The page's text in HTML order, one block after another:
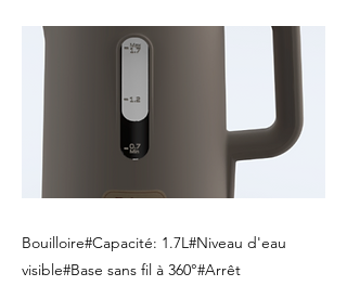
Bouilloire#Capacité: 1.7L#Niveau d'eau
visible#Base sans fil à 360°#Arrêt